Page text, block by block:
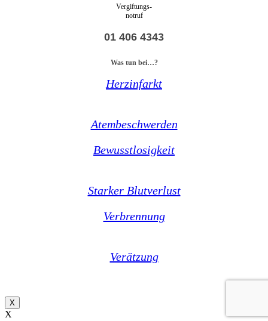
Vergiftungs-
notruf
01 406 4343
Was tun bei…?
Herzinfarkt
Atembeschwerden
Bewusstlosigkeit
Starker Blutverlust
Verbrennung
Verätzung
X
X